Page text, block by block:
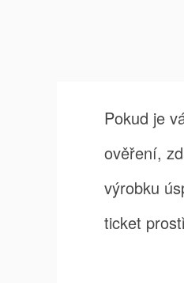
Pokud je
ověření,
výrobku
ticket